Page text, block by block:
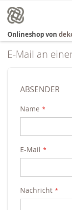
Inhalt
springen
Onlineshop von
E-Mail an
ABSENDER
Name
E-Mail
Nachricht